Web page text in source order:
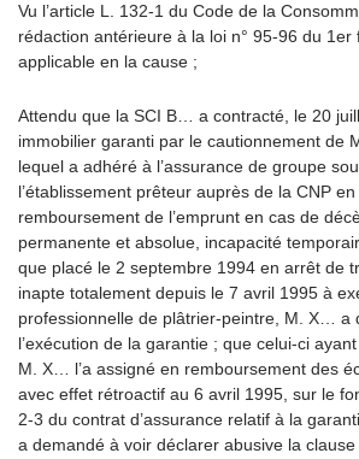
Vu l’article L. 132-1 du Code de la
rédaction antérieure à la loi n° 95-96 du 1er
applicable en la cause ;
Attendu que la SCI B… a contracté, le 20
immobilier garanti par le cautionnement de
lequel a adhéré à l’assurance de groupe
l’établissement prêteur auprès de la CNP
remboursement de l’emprunt en cas de
permanente et absolue, incapacité
que placé le 2 septembre 1994 en arrêt de
inapte totalement depuis le 7 avril 1995 à
professionnelle de plâtrier-peintre, M. X… a
l’exécution de la garantie ; que celui-ci
M. X… l’a assigné en remboursement des
avec effet rétroactif au 6 avril 1995, sur le
2-3 du contrat d’assurance relatif à la
a demandé à voir déclarer abusive la